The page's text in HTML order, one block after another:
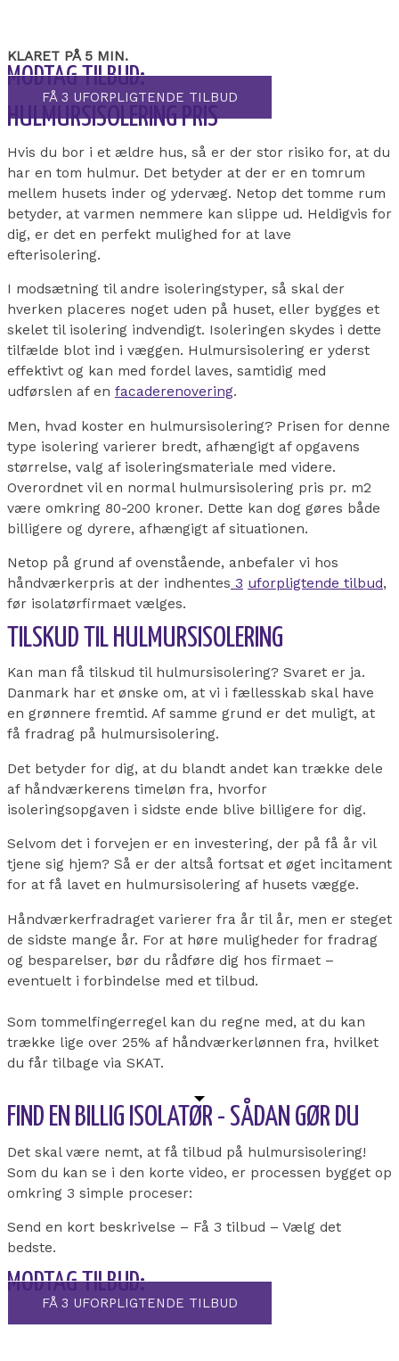
KLARET PÅ 5 MIN.
MODTAG TILBUD:
FÅ 3 UFORPLIGTENDE TILBUD
HULMURSISOLERING PRIS
Hvis du bor i et ældre hus, så er der stor risiko for, at du
har en tom hulmur. Det betyder at der er en tomrum
mellem husets inder og ydervæg. Netop det tomme rum
betyder, at varmen nemmere kan slippe ud. Heldigvis for
dig, er det en perfekt mulighed for at lave
efterisolering.
I modsætning til andre isoleringstyper, så skal der
hverken placeres noget uden på huset, eller bygges et
skelet til isolering indvendigt. Isoleringen skydes i dette
tilfælde blot ind i væggen. Hulmursisolering er yderst
effektivt og kan med fordel laves, samtidig med
udførslen af en facaderenovering.
Men, hvad koster en hulmursisolering? Prisen for denne
type isolering varierer bredt, afhængigt af opgavens
størrelse, valg af isoleringsmateriale med videre.
Overordnet vil en normal hulmursisolering pris pr. m2
være omkring 80-200 kroner. Dette kan dog gøres både
billigere og dyrere, afhængigt af situationen.
Netop på grund af ovenstående, anbefaler vi hos
håndværkerpris at der indhentes 3 uforpligtende tilbud,
før isolatørfirmaet vælges.
TILSKUD TIL HULMURSISOLERING
Kan man få tilskud til hulmursisolering? Svaret er ja.
Danmark har et ønske om, at vi i fællesskab skal have
en grønnere fremtid. Af samme grund er det muligt, at
få fradrag på hulmursisolering.
Det betyder for dig, at du blandt andet kan trække dele
af håndværkerens timeløn fra, hvorfor
isoleringsopgaven i sidste ende blive billigere for dig.
Selvom det i forvejen er en investering, der på få år vil
tjene sig hjem? Så er der altså fortsat et øget incitament
for at få lavet en hulmursisolering af husets vægge.
Håndværkerfradraget varierer fra år til år, men er steget
de sidste mange år. For at høre muligheder for fradrag
og besparelser, bør du rådføre dig hos firmaet –
eventuelt i forbindelse med et tilbud.
Som tommelfingerregel kan du regne med, at du kan
trække lige over 25% af håndværkerlønnen fra, hvilket
du får tilbage via SKAT.
FIND EN BILLIG ISOLATØR - SÅDAN GØR DU
Det skal være nemt, at få tilbud på hulmursisolering!
Som du kan se i den korte video, er processen bygget op
omkring 3 simple proceser:
Send en kort beskrivelse – Få 3 tilbud – Vælg det
bedste.
MODTAG TILBUD:
FÅ 3 UFORPLIGTENDE TILBUD